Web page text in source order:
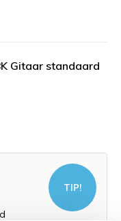
Gitaar standaard
TIP!